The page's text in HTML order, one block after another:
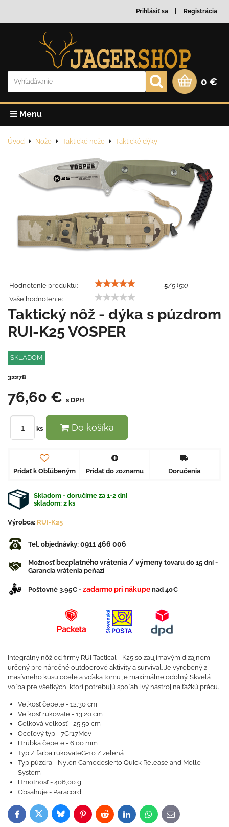
Prihlásiť sa Registrácia
0 €
Menu
Úvod Nože Taktické nože Taktické dýky
Hodnotenie produktu: 5/5 (5x)
Vaše hodnotenie:
Taktický nôž - dýka s púzdrom
RUI-K25 VOSPER
SKLADOM
32278
76,60 € s DPH
ks Do košíka
Pridať k Obľúbeným Pridať do zoznamu Doručenia
Skladom - doručíme za 1-2 dni
skladom: 2 ks
Výrobca: RUI-K25
Tel. objednávky: 0911 466 006
Možnosťbezplatného vrátenia / výmeny tovaru do 15 dní -
Garancia vrátenia peňazí
Poštovné 3,95€ - zadarmo pri nákupe nad 40€
Integrálny nôž od firmy RUI Tactical - K25 so zaujímavým dizajnom,
určený pre náročné outdoorové aktivity a survival. Je vyrobený z
masívneho kusu ocele a vďaka tomu je maximálne odolný. Skvelá
voľba pre všetkých, ktorí potrebujú spoľahlivý nástroj na ťažkú ​​prácu.
Veľkosť čepele - 12,30 cm
Veľkosť rukoväte - 13,20 cm
Celková velkosť - 25,50 cm
Oceľový typ - 7Cr17Mov
Hrúbka čepele - 6,00 mm
Typ / farba rukoväteG-10 / zelená
Typ púzdra - Nylon Camodesierto Quick Release and Molle
System
Hmotnosť - 406,00 g
Obsahuje - Paracord
FacebookTwitterBlueskyPinterestReddit LinkedInWhatsApp
E-
mail